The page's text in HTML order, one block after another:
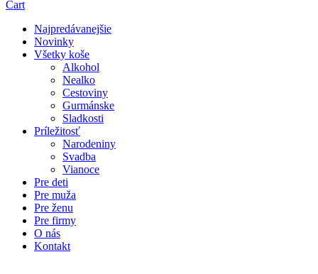
Cart
Najpredávanejšie
Novinky
Všetky koše
Alkohol
Nealko
Cestoviny
Gurmánske
Sladkosti
Príležitosť
Narodeniny
Svadba
Vianoce
Pre deti
Pre muža
Pre ženu
Pre firmy
O nás
Kontakt